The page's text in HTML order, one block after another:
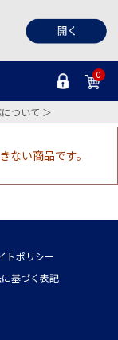
0
ついて ＞
ない商品です。
トポリシー
基づく表記